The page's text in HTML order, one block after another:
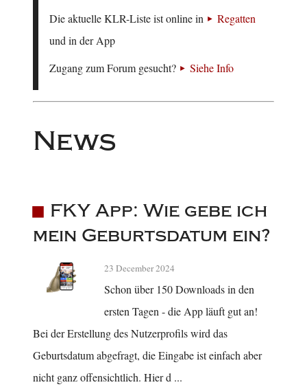
Die aktuelle KLR-Liste ist online in
Regatten
und in der App
Zugang zum Forum gesucht?
Siehe Info
News
FKY App: Wie gebe ich
mein Geburtsdatum ein?
23 December 2024
Schon über 150 Downloads in den
ersten Tagen - die App läuft gut an!
Bei der Erstellung des Nutzerprofils wird das
Geburtsdatum abgefragt, die Eingabe ist einfach aber
nicht ganz offensichtlich. Hier d ...